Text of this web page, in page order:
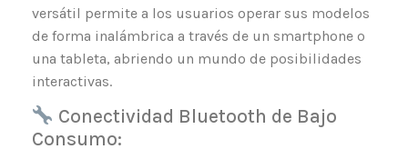
versátil permite a los usuarios operar sus modelos
de forma inalámbrica a través de un smartphone o
una tableta, abriendo un mundo de posibilidades
interactivas.
Conectividad Bluetooth de Bajo
Consumo: